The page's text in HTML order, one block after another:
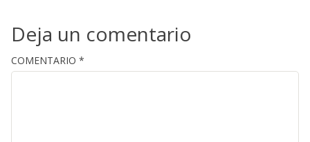
Deja un comentario
COMENTARIO *